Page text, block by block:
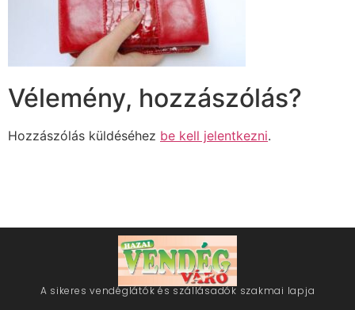
Vélemény, hozzászólás?
Hozzászólás küldéséhez be kell jelentkezni.
A sikeres vendéglátók és szállásadók szakmai lapja